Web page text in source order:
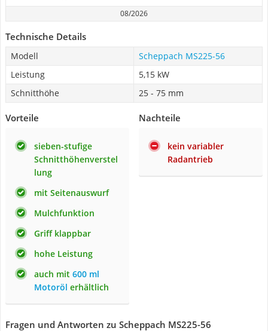
08/2026
Technische Details
Modell
Scheppach MS225-56
Leistung
5,15 kW
Schnitthöhe
25 - 75 mm
Vorteile
sieben-stufige
Schnitthöhenverstel
lung
mit Seitenauswurf
Mulchfunktion
Griff klappbar
hohe Leistung
auch mit 600 ml
Motoröl erhältlich
Nachteile
kein variabler
Radantrieb
Fragen und Antworten zu Scheppach MS225-56